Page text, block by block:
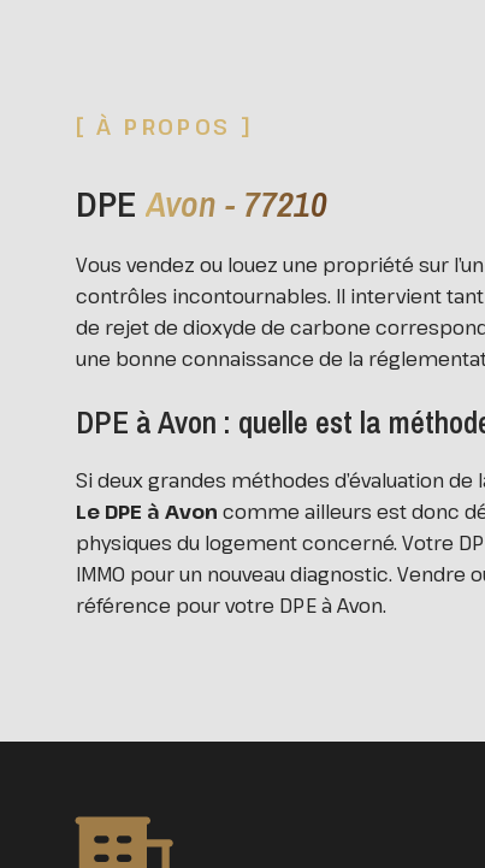
[ À PROPOS ]
DPE Avon - 77210
Vous vendez ou louez une propriété sur
contrôles incontournables. Il intervient tant
de rejet de dioxyde de carbone
une bonne connaissance de la
DPE à Avon : quelle est la
Si deux grandes méthodes d’évaluation
Le DPE à Avon comme ailleurs est donc
physiques du logement concerné. Votre
IMMO pour un nouveau diagnostic. Vendre
référence pour votre DPE à Avon.